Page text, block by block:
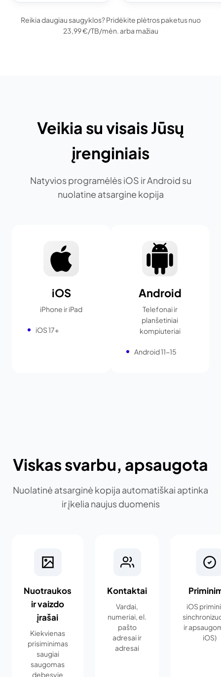
Reikia daugiau saugyklos? Pridėkite plėtros paketus nuo
23,99 €/TB/mėn. arba mažiau
Veikia su visais Jūsų
įrenginiais
Natyvios programėlės iOS ir Android su
nuolatine atsargine kopija
iOS
iPhone ir iPad
iOS 17+
Android
Telefonai ir
planšetiniai
kompiuteriai
Android 11-15
Viskas svarbu, apsaugota
Nuolatinė atsarginė kopija automatiškai aptinka
ir įkelia naujus duomenis
Nuotraukos
ir vaizdo
įrašai
Kiekvienas
prisiminimas
saugiai
saugomas
debesyje
Kontaktai
Vardai,
numeriai, el.
pašto
adresai ir
adresai
iOS
ir
iOS)